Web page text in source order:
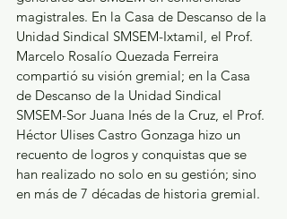
magistrales. En la Casa de Descanso de la
Unidad Sindical SMSEM-Ixtamil, el Prof.
Marcelo Rosalío Quezada Ferreira
compartió su visión gremial; en la Casa
de Descanso de la Unidad Sindical
SMSEM-Sor Juana Inés de la Cruz, el Prof.
Héctor Ulises Castro Gonzaga hizo un
recuento de logros y conquistas que se
han realizado no solo en su gestión; sino
en más de 7 décadas de historia gremial.